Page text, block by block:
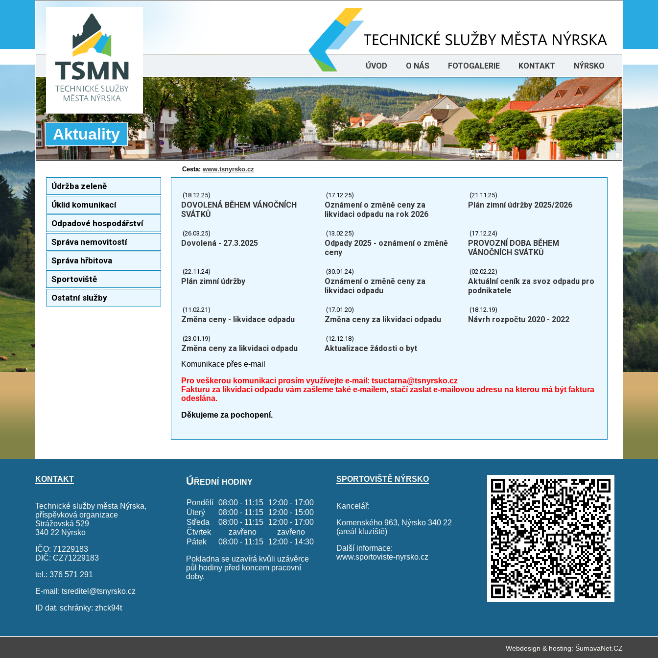
ÚVOD O NÁS FOTOGALERIE KONTAKT NÝRSKO
Aktuality
Cesta: www.tsnyrsko.cz
Údržba zeleně
Úklid komunikací
Odpadové hospodářství
Správa nemovitostí
Správa hřbitova
Sportoviště
Ostatní služby
(18.12.25)
DOVOLENÁ BĚHEM VÁNOČNÍCH
SVÁTKŮ
(17.12.25)
Oznámení o změně ceny za
likvidaci odpadu na rok 2026
(21.11.25)
Plán zimní údržby 2025/2026
(26.03.25)
Dovolená - 27.3.2025
(13.02.25)
Odpady 2025 - oznámení o změně
ceny
(17.12.24)
PROVOZNÍ DOBA BĚHEM
VÁNOČNÍCH SVÁTKŮ
(22.11.24)
Plán zimní údržby
(30.01.24)
Oznámení o změně ceny za
likvidaci odpadu
(02.02.22)
Aktuální ceník za svoz odpadu pro
podnikatele
(11.02.21)
Změna ceny - likvidace odpadu
(17.01.20)
Změna ceny za likvidaci odpadu
(18.12.19)
Návrh rozpočtu 2020 - 2022
(23.01.19)
Změna ceny za likvidaci odpadu
(12.12.18)
Aktualizace žádosti o byt
Komunikace přes e-mail
Pro veškerou komunikaci prosím využívejte e-mail: tsuctarna@tsnyrsko.cz
Fakturu za likvidaci odpadu vám zašleme také e-mailem, stačí zaslat e-mailovou adresu na kterou má být faktura
odeslána.
Děkujeme za pochopení.
KONTAKT
Technické služby města Nýrska,
příspěvková organizace
Strážovská 529
340 22 Nýrsko
IČO: 71229183
DIČ: CZ71229183
tel.: 376 571 291
E-mail: tsreditel@tsnyrsko.cz
ID dat. schránky: zhck94t
Úřední hodiny
Pondělí 08:00 - 11:15
12:00 - 17:00
Úterý
08:00 - 11:15
12:00 - 15:00
Středa
08:00 - 11:15
12:00 - 17:00
Čtvrtek
zavřeno
zavřeno
Pátek
08:00 - 11:15 12:00 - 14:30
Pokladna se uzavírá kvůli uzávěrce
půl hodiny před koncem pracovní
doby.
SPORTOVIŠTĚ NÝRSKO
Kancelář:
Komenského 963, Nýrsko 340 22
(areál kluziště)
Další informace:
www.sportoviste-nyrsko.cz
Webdesign & hosting: ŠumavaNet.CZ